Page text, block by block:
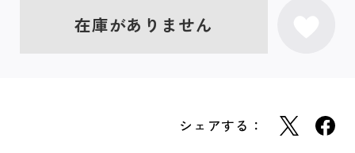
在庫がありません
シェアする：